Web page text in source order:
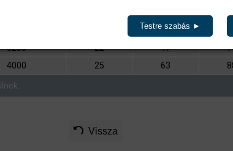
41
3250 22 47
4000 25 63
Vissza
Testre szabás ►